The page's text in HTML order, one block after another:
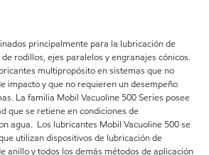
principalmente para la lubricación de
rodillos, ejes paralelos y engranajes cónicos.
multipropósito en sistemas que no
impacto y que no requieren un desempeño
La familia Mobil Vacuoline 500 Series posee
que se retiene en condiciones de
agua. Los lubricantes Mobil Vacuoline 500 se
utilizan dispositivos de lubricación de
anillo y todos los demás métodos de aplicación